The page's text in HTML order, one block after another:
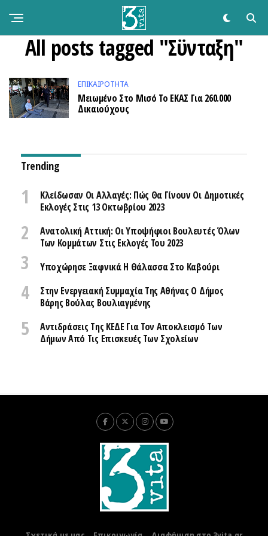
All posts tagged "Σϋνταξη"
ΕΠΙΚΑΙΡΌΤΗΤΑ
Μειωμένο Στο Μισό Το ΕΚΑΣ Για 260.000
Δικαιούχους
Trending
Κλείδωσαν Οι Αλλαγές: Πώς Θα Γίνουν Οι Δημοτικές
Εκλογές Στις 13 Οκτωβρίου 2023
Ανατολική Αττική: Οι Υποψήφιοι Βουλευτές Όλων
Των Κομμάτων Στις Εκλογές Του 2023
Υποχώρησε Ξαφνικά Η Θάλασσα Στο Καβούρι
Στην Ενεργειακή Συμμαχία Της Αθήνας Ο Δήμος
Βάρης Βούλας Βουλιαγμένης
Αντιδράσεις Της ΚΕΔΕ Για Τον Αποκλεισμό Των
Δήμων Από Τις Επισκευές Των Σχολείων